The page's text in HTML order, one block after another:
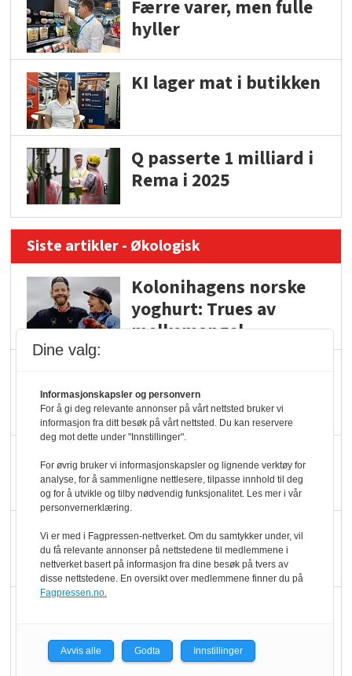
Færre varer, men fulle
hyller
KI lager mat i butikken
Q passerte 1 milliard i
Rema i 2025
Siste artikler - Økologisk
Kolonihagens norske
yoghurt: Trues av
melkemangel
Økologisk Norge sin
hederspris
Blir enklere å velge
økologisk i butikkhylla
Kolonihagen sliter
med å få tak i nok melk
det?
Dine valg:
Informasjonskapsler og personvern
For å gi deg relevante annonser på vårt nettsted bruker vi
informasjon fra ditt besøk på vårt nettsted. Du kan reservere
deg mot dette under "Innstillinger".
For øvrig bruker vi informasjonskapsler og lignende verktøy for
analyse, for å sammenligne nettlesere, tilpasse innhold til deg
og for å utvikle og tilby nødvendig funksjonalitet. Les mer i vår
personvernerklæring.
Vi er med i Fagpressen-nettverket. Om du samtykker under, vil
du få relevante annonser på nettstedene til medlemmene i
nettverket basert på informasjon fra dine besøk på tvers av
disse nettstedene. En oversikt over medlemmene finner du på
Fagpressen.no.
Avvis alle Godta Innstillinger